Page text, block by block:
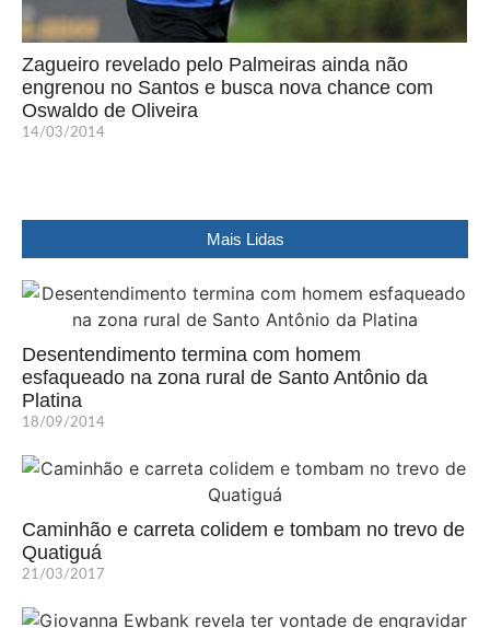
Zagueiro revelado pelo Palmeiras ainda não
engrenou no Santos e busca nova chance com
Oswaldo de Oliveira
14/03/2014
Mais Lidas
Desentendimento termina com homem
esfaqueado na zona rural de Santo Antônio da
Platina
18/09/2014
Caminhão e carreta colidem e tombam no trevo de
Quatiguá
21/03/2017